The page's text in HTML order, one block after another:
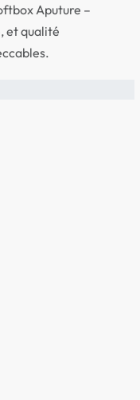
Aputure –
et qualité